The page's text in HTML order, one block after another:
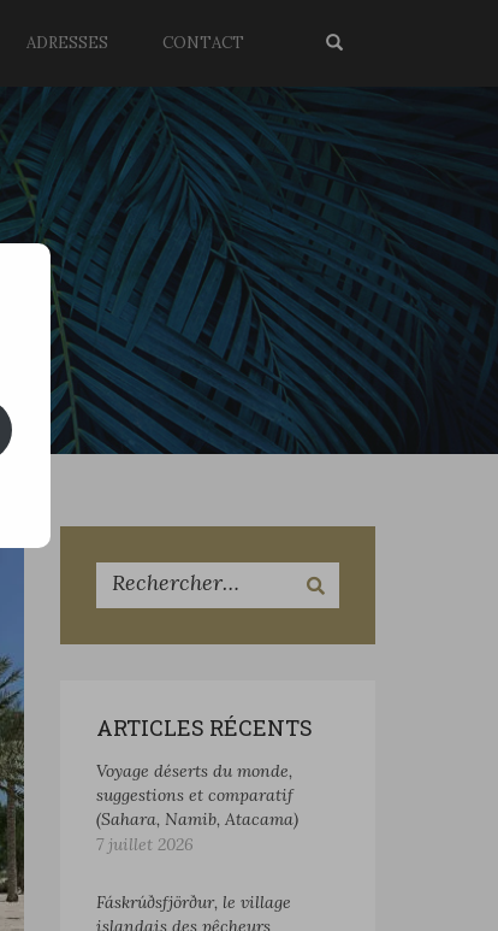
ADRESSES CONTACT
ARTICLES RÉCENTS
Voyage déserts du monde,
suggestions et comparatif
(Sahara, Namib, Atacama)
7 juillet 2026
Fáskrúðsfjörður, le village
islandais des pêcheurs